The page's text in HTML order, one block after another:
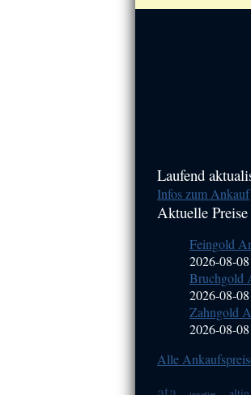
Haupt-
Sidebar
Laufend
Infos zum Ankauf
Aktuelle
Feingold
2026-08-
Bruchgold
2026-08-
Zahngold
2026-08-
Alle